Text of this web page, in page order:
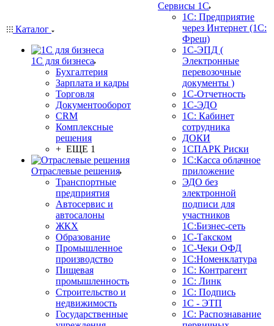
Каталог
1С для бизнеса
Бухгалтерия
Зарплата и кадры
Торговля
Документооборот
CRM
Комплексные
решения
+ ЕЩЕ 1
Отраслевые решения
Транспортные
предприятия
Автосервис и
автосалоны
ЖКХ
Образование
Промышленное
производство
Пищевая
промышленность
Строительство и
недвижимость
Государственные
Сервисы 1С
1С: Предприятие
через Интернет (1С:
Фреш)
1С-ЭПД (
Электронные
перевозочные
документы )
1С-Отчетность
1С-ЭДО
1С: Кабинет
сотрудника
ДОКИ
1СПАРК Риски
1С:Касса облачное
приложение
ЭДО без
электронной
подписи для
участников
1С:Бизнес-сеть
1С-Такском
1С-Чеки ОФД
1С:Номенклатура
1С: Контрагент
1С: Линк
1С: Подпись
1С - ЭТП
1С: Распознавание